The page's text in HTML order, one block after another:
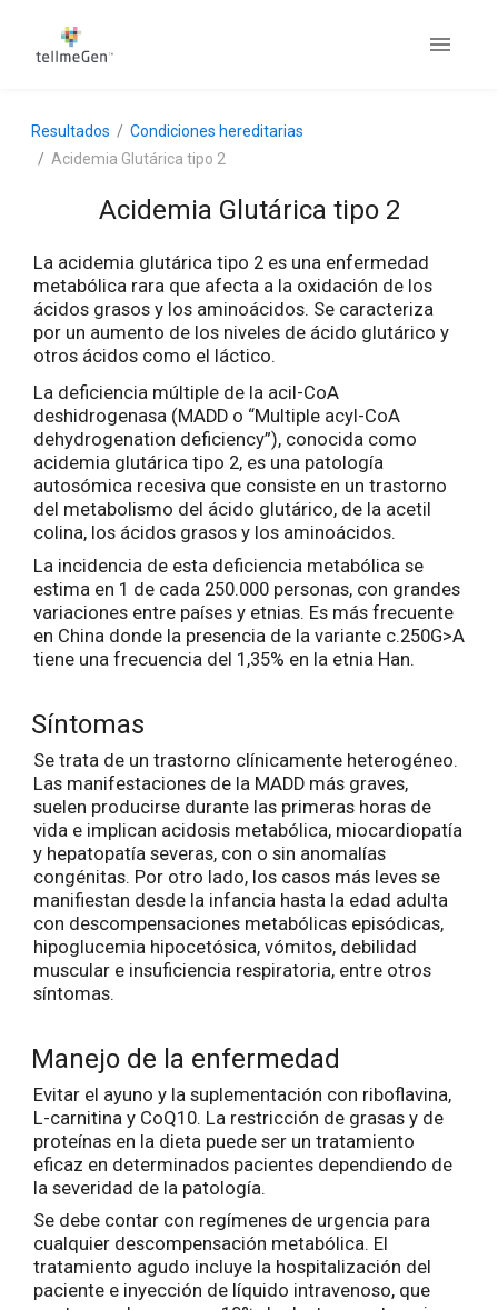
Resultados
Condiciones hereditarias
Acidemia Glutárica tipo 2
Acidemia Glutárica tipo 2
La acidemia glutárica tipo 2 es una enfermedad
metabólica rara que afecta a la oxidación de los
ácidos grasos y los aminoácidos. Se caracteriza
por un aumento de los niveles de ácido glutárico y
otros ácidos como el láctico.
La deficiencia múltiple de la acil-CoA
deshidrogenasa (MADD o “Multiple acyl-CoA
dehydrogenation deficiency”), conocida como
acidemia glutárica tipo 2, es una patología
autosómica recesiva que consiste en un trastorno
del metabolismo del ácido glutárico, de la acetil
colina, los ácidos grasos y los aminoácidos.
La incidencia de esta deficiencia metabólica se
estima en 1 de cada 250.000 personas, con grandes
variaciones entre países y etnias. Es más frecuente
en China donde la presencia de la variante c.250G>A
tiene una frecuencia del 1,35% en la etnia Han.
Síntomas
Se trata de un trastorno clínicamente heterogéneo.
Las manifestaciones de la MADD más graves,
suelen producirse durante las primeras horas de
vida e implican acidosis metabólica, miocardiopatía
y hepatopatía severas, con o sin anomalías
congénitas. Por otro lado, los casos más leves se
manifiestan desde la infancia hasta la edad adulta
con descompensaciones metabólicas episódicas,
hipoglucemia hipocetósica, vómitos, debilidad
muscular e insuficiencia respiratoria, entre otros
síntomas.
Manejo de la enfermedad
Evitar el ayuno y la suplementación con riboflavina,
L-carnitina y CoQ10. La restricción de grasas y de
proteínas en la dieta puede ser un tratamiento
eficaz en determinados pacientes dependiendo de
la severidad de la patología.
Se debe contar con regímenes de urgencia para
cualquier descompensación metabólica. El
tratamiento agudo incluye la hospitalización del
paciente e inyección de líquido intravenoso, que